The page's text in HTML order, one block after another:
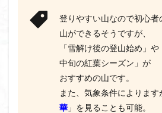
登りやすい山なので初心者
山ができるそうですが、
「雪解け後の登山始め」
中旬の紅葉シーズン」が
おすすめの山です。
また、気象条件によります
華 」を見ることも可能。